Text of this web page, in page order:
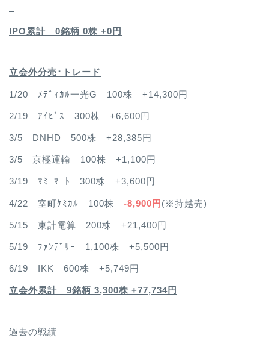
–
IPO累計 0銘柄 0株 +0円
立会外分売･トレード
1/20 ﾒﾃﾞｨｶﾙ一光G 100株 +14,300円
2/19 ｱｲﾋﾞｽ 300株 +6,600円
3/5 DNHD 500株 +28,385円
3/5 京極運輸 100株 +1,100円
3/19 ﾏﾐｰﾏｰﾄ 300株 +3,600円
4/22 室町ｹﾐｶﾙ 100株 -8,900円 (※持越売)
5/15 東計電算 200株 +21,400円
5/19 ﾌｧﾝﾃﾞﾘｰ 1,100株 +5,500円
6/19 IKK 600株 +5,749円
立会外累計 9銘柄 3,300株 +77,734円
過去の戦績